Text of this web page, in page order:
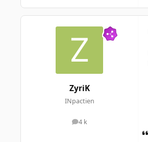
ZyriK
INpactien
4 k
messages